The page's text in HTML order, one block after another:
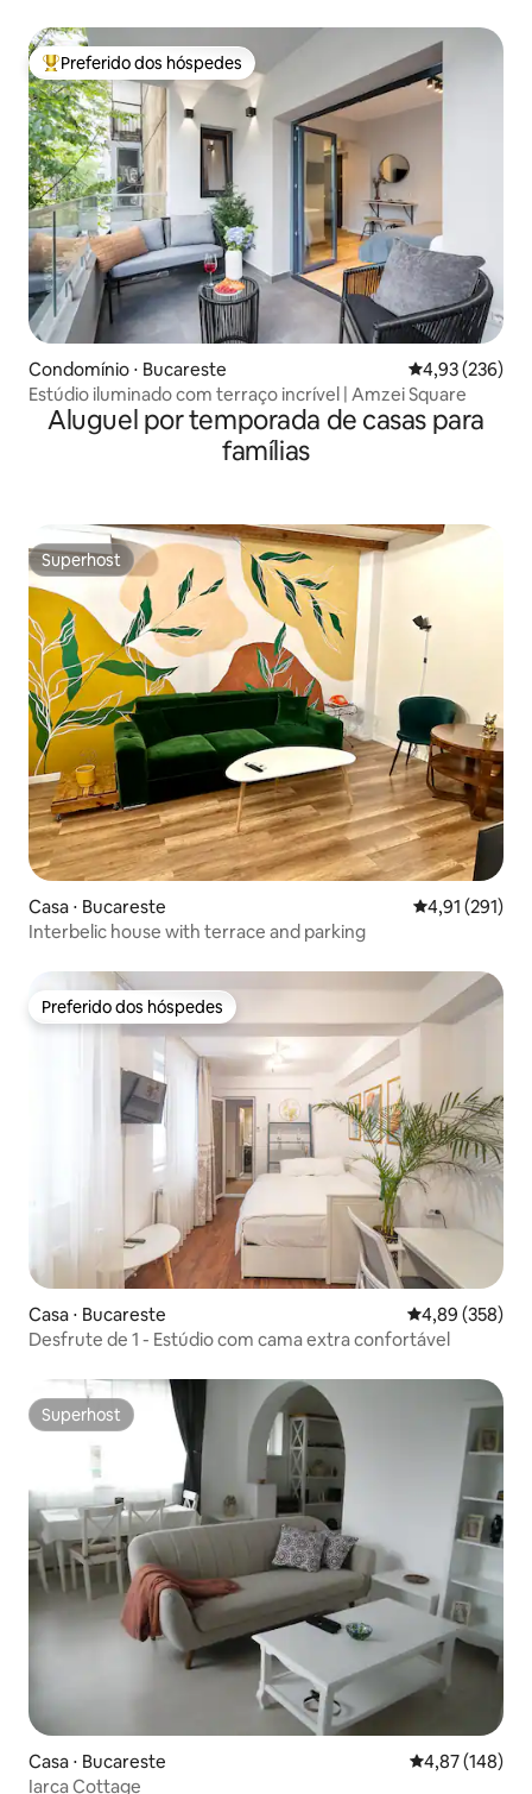
Entre os melhores preferidos dos hóspedes
Preferido dos hóspedes
Condomínio ⋅ Bucareste 4,93 de uma
4,93 (236)
Estúdio iluminado com terraço incrível | Amzei Square
Aluguel por temporada de casas para
famílias
Superhost
Superhost
Casa ⋅ Bucareste 4,91 de uma
4,91 (291)
Interbelic house with terrace and parking
Preferido dos hóspedes
Preferido dos hóspedes
Casa ⋅ Bucareste 4,89 de uma
4,89 (358)
Desfrute de 1 - Estúdio com cama extra confortável
Superhost
Superhost
Casa ⋅ Bucareste 4,87 de uma
4,87 (148)
Iarca Cottage